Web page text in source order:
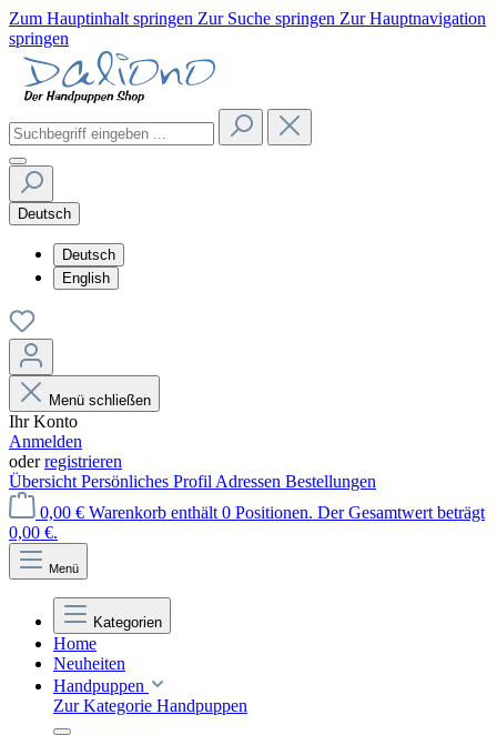
Zum Hauptinhalt springen Zur Suche springen Zur Hauptnavigation
springen
Deutsch
Deutsch
English
Menü schließen
Ihr Konto
Anmelden
oderregistrieren
Übersicht Persönliches Profil Adressen Bestellungen
0,00 € Warenkorb enthält 0 Positionen. Der Gesamtwert beträgt
0,00 €.
Menü
Kategorien
Home
Neuheiten
Handpuppen
Zur Kategorie Handpuppen